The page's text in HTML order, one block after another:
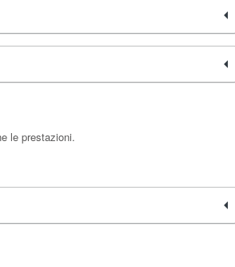
le prestazioni.